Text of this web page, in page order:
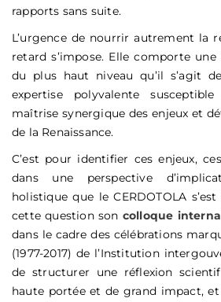
rapports sans suite.
L’urgence de nourrir autrement la
retard s’impose. Elle comporte
du plus haut niveau qu’il s’agit
expertise polyvalente
maîtrise synergique des enjeux et
de la Renaissance.
C’est pour identifier ces enjeux,
dans une perspective
holistique que le CERDOTOLA
cette question son colloque
dans le cadre des célébrations
(1977-2017) de l’Institution
de structurer une réflexion
haute portée et de grand impact,